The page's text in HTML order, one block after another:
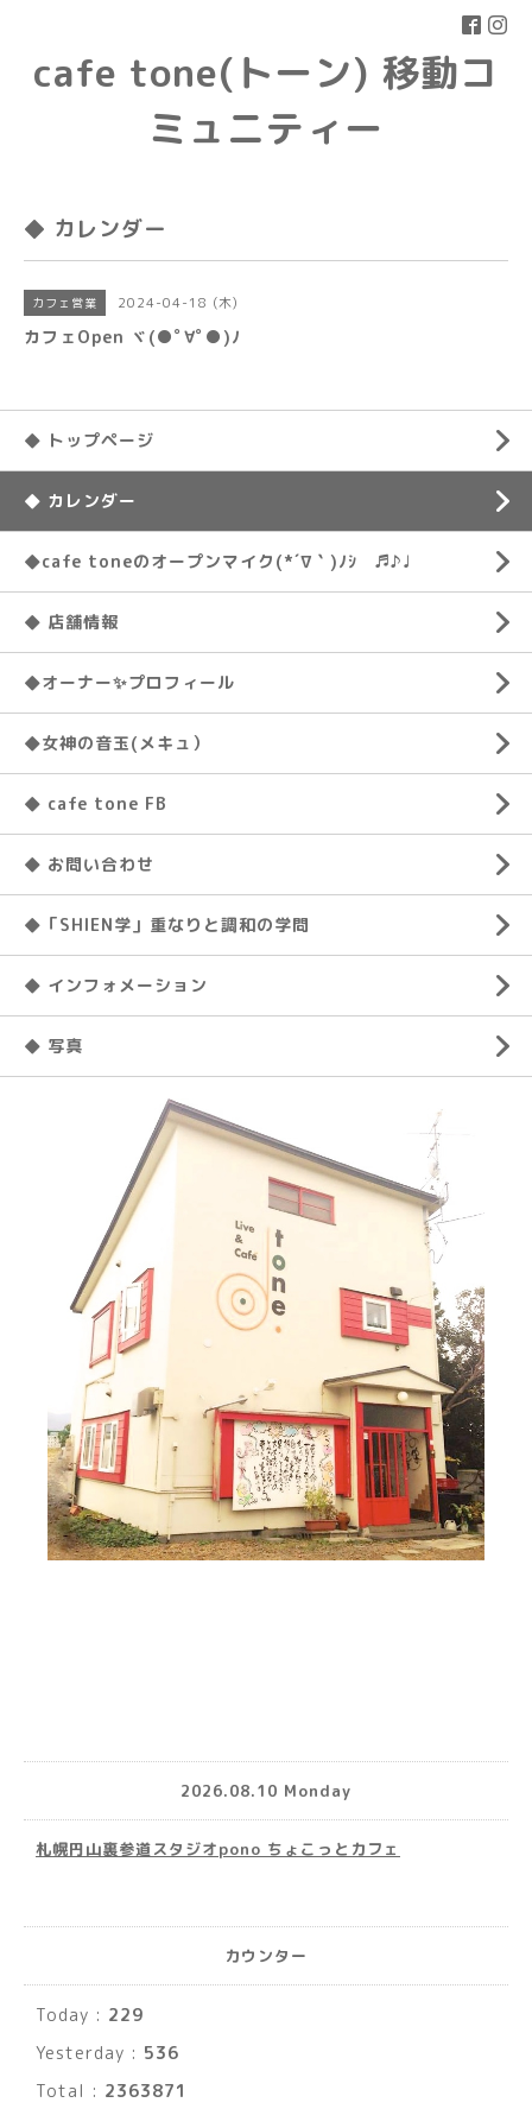
cafe tone(トーン) 移動コ
ミュニティー
◆ カレンダー
カフェ営業 2024-04-18 (木)
カフェOpen ヾ(●ﾟ∀ﾟ●)ﾉ
◆ トップページ
◆ カレンダー
◆cafe toneのオープンマイク(*´∇｀)ﾉｼ ♬♪♩
◆ 店舗情報
◆オーナー✨プロフィール
◆女神の音玉(メキュ）
◆ cafe tone FB
◆ お問い合わせ
◆「SHIEN学」重なりと調和の学問
◆ インフォメーション
◆ 写真
2026.08.10 Monday
札幌円山裏参道スタジオpono ちょこっとカフェ
カウンター
Today : 229
Yesterday : 536
Total : 2363871